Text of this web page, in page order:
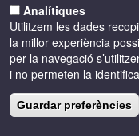
Política de privacitat
Analítiques
Utilitzem les dades
la millor experiència
per la navegació
i no permeten la
Guardar preferències